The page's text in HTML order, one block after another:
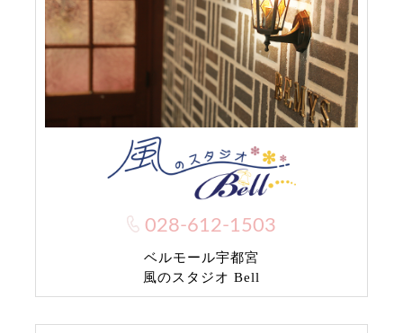
028-612-1503
ベルモール宇都宮
風のスタジオ Bell